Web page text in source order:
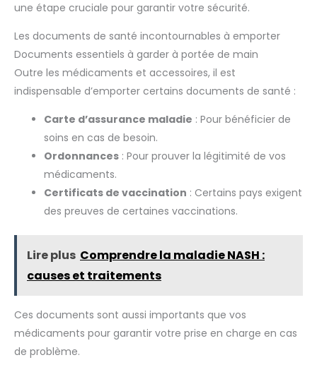
une étape cruciale pour garantir votre sécurité.
Les documents de santé incontournables à emporter
Documents essentiels à garder à portée de main
Outre les médicaments et accessoires, il est
indispensable d’emporter certains documents de santé :
Carte d’assurance maladie : Pour bénéficier de
soins en cas de besoin.
Ordonnances : Pour prouver la légitimité de vos
médicaments.
Certificats de vaccination : Certains pays exigent
des preuves de certaines vaccinations.
Lire plus Comprendre la maladie NASH :
causes et traitements
Ces documents sont aussi importants que vos
médicaments pour garantir votre prise en charge en cas
de problème.